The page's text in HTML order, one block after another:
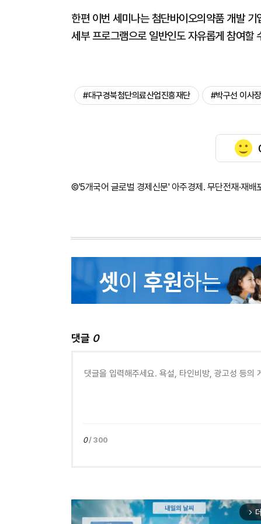
한편 이번 세미나는 첨단바이오의약품 개발
세부 프로그램으로 일반인도 자유롭게 참여할
#대구경북첨단의료산업진흥재단 #박구선 이사장
©'5개국어 글로벌 경제신문' 아주경제. 무단전재·재배
댓글 0
0/ 300
arrow_forward_ios